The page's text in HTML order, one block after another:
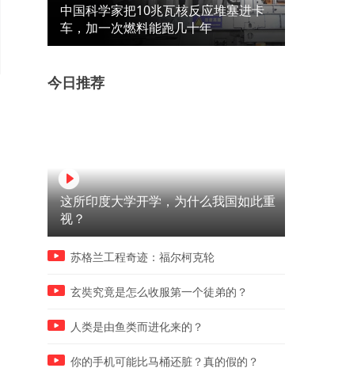
05:05
德国媒体称中国已成按兵不动
孟加拉国的消费水平全球最
中国科学家把10兆瓦核反应堆塞进卡
车，加一次燃料能跑几十年
今日推荐
这所印度大学开学，为什么我国如此重
视？
苏格兰工程奇迹：福尔柯克轮
玄奘究竟是怎么收服第一个徒弟的？
人类是由鱼类而进化来的？
你的手机可能比马桶还脏？真的假的？